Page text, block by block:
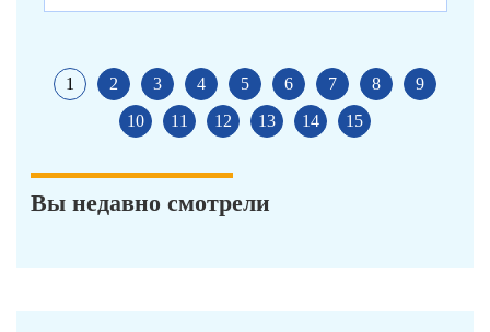
1 2 3 4 5 6 7 8
9
10
11 12 13 14 15
Вы недавно смотрели